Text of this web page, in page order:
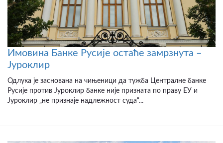
Имовина Банке Русије остаће замрзнута –
Јуроклир
Одлука је заснована на чињеници да тужба Централне банке
Русије против Јуроклир банке није призната по праву ЕУ и
Јуроклир „не признаје надлежност суда“...